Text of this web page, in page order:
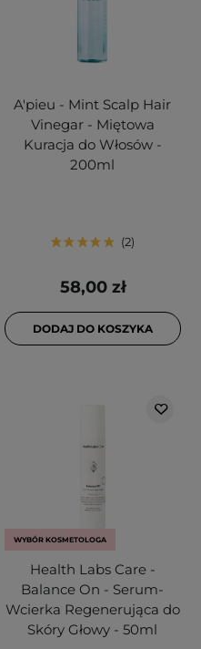
A'pieu - Mint Scalp Hair
Vinegar - Miętowa
Kuracja do Włosów -
200ml
2
58,00 zł
DODAJ DO KOSZYKA
WYBÓR KOSMETOLOGA
Health Labs Care -
Balance On - Serum-
Wcierka Regenerująca do
Skóry Głowy - 50ml